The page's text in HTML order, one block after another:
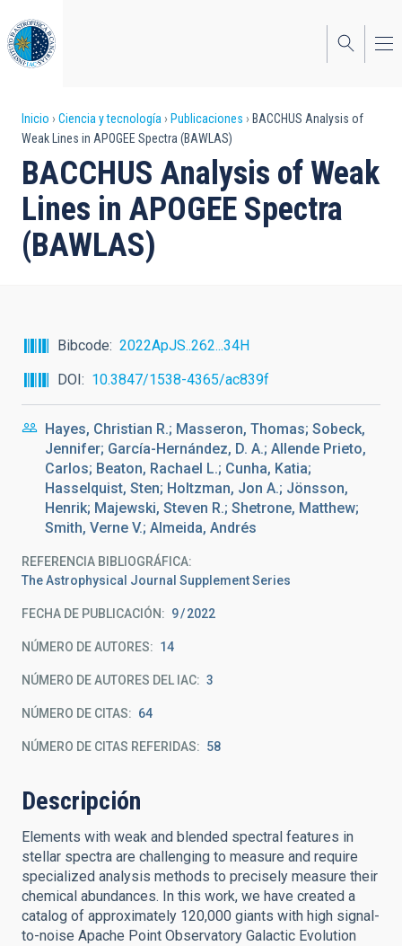
al
contenido
principal
Sobrescribir
enlaces
de
ayuda
a
Inicio Ciencia y tecnología Publicaciones
BACCHUS Analysis of
Weak Lines in APOGEE Spectra (BAWLAS)
BACCHUS Analysis of Weak
Lines in APOGEE Spectra
(BAWLAS)
Bibcode
2022ApJS..262...34H
DOI
10.3847/1538-4365/ac839f
Hayes, Christian R.; Masseron, Thomas; Sobeck,
Jennifer; García-Hernández, D. A.; Allende Prieto,
Carlos; Beaton, Rachael L.; Cunha, Katia;
Hasselquist, Sten; Holtzman, Jon A.; Jönsson,
Henrik; Majewski, Steven R.; Shetrone, Matthew;
Smith, Verne V.; Almeida, Andrés
REFERENCIA BIBLIOGRÁFICA
The Astrophysical Journal Supplement Series
FECHA DE PUBLICACIÓN: 9 2022
NÚMERO DE AUTORES 14
NÚMERO DE AUTORES DEL IAC 3
NÚMERO DE CITAS 64
NÚMERO DE CITAS REFERIDAS 58
Descripción
Elements with weak and blended spectral features in
stellar spectra are challenging to measure and require
specialized analysis methods to precisely measure their
chemical abundances. In this work, we have created a
catalog of approximately 120,000 giants with high signal-
to-noise Apache Point Observatory Galactic Evolution